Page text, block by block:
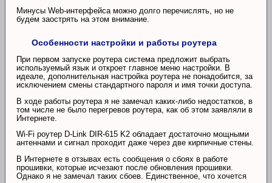
Минусы Web-интерфейса можно долго перечислять, но не
будем заострять на этом внимание.
Особенности настройки и работы роутера
При первом запуске роутера система предложит выбрать
используемый язык и откроет главное меню настройки. В
идеале, дополнительная настройка роутера не понадобится, за
исключением смены стандартного пароля и имя точки доступа.
В ходе работы роутера я не замечал каких-либо недостатков, в
том числе не было перегревов роутера, как об этом заявляли в
Интернете.
Wi-Fi роутер D-Link DIR-615 K2 обладает достаточно мощными
антеннами и сигнал проходит даже через две кирпичные стены.
В Интернете в отзывах есть сообщения о сбоях в работе
прошивки, которые исчезают после обновления прошивки.
Однако я не замечал таких сбоев. Единственное, что хочется